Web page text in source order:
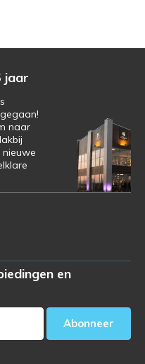
jaar
naar
en
Abonneer